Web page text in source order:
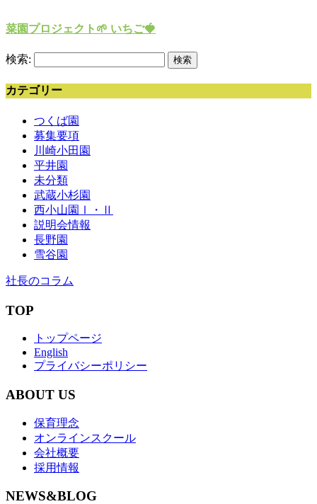
菜園プロジェクト🌱 いちご🍓
検索:
カテゴリー
つくば園
募集要項
川崎小田園
平井園
未分類
武蔵小杉園
西小山園Ⅰ・Ⅱ
説明会情報
長野園
雪谷園
社長のコラム
TOP
トップページ
English
プライバシーポリシー
ABOUT US
保育理念
オンラインスクール
会社概要
採用情報
NEWS&BLOG